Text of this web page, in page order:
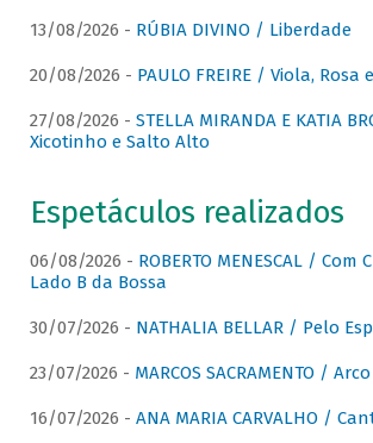
13/08/2026 - RÚBIA DIVINO / Liberdade
20/08/2026 - PAULO FREIRE / Viola, Rosa
27/08/2026 - STELLA MIRANDA E KATIA
Xicotinho e Salto Alto
Espetáculos realizados
06/08/2026 - ROBERTO MENESCAL /
Lado B da Bossa
30/07/2026 - NATHALIA BELLAR / Pelo
23/07/2026 - MARCOS SACRAMENTO / Arco
16/07/2026 - ANA MARIA CARVALHO /